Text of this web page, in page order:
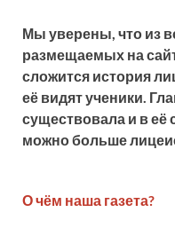
Мы уверены, что из
размещаемых на
сложится история
её видят ученики.
существовала и в её
можно больше
О чём наша газета?